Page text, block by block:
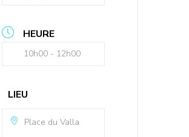
HEURE
10h00 - 12h00
LIEU
Place du Valla